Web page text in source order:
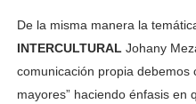
De la misma manera la
INTERCULTURAL Johany
comunicación propia
mayores” haciendo énfasis en